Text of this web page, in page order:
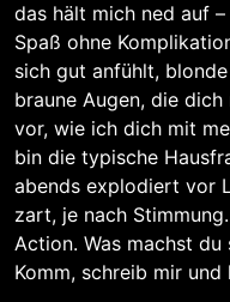
das hält mich ned auf
Spaß ohne
sich gut anfühlt,
braune Augen, die
vor, wie ich dich mit
bin die typische
abends explodiert vor
zart, je nach
Action. Was machst
Komm, schreib mir und